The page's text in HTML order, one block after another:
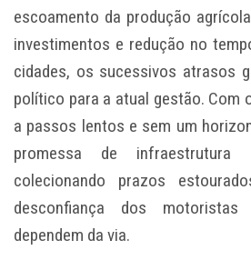
escoamento da produção
investimentos e redução no
cidades, os sucessivos atrasos
político para a atual gestão. Com
a passos lentos e sem um
promessa de
colecionando prazos
desconfiança dos
dependem da via.